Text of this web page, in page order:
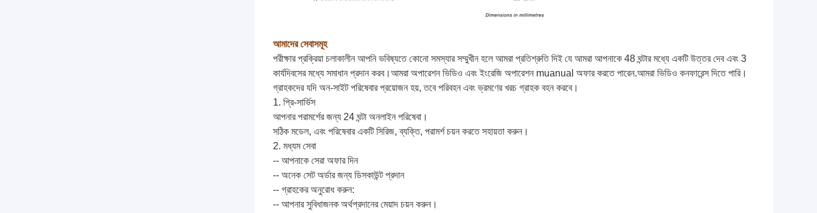
আমাদের সেবাসমূহ
পরীক্ষার প্রক্রিয়া চলাকালীন আপনি ভবিষ্যতে কোনো সমস্যার সম্মুখীন হলে আমরা প্রতিশ্রুতি দিই যে আমরা আপনাকে 48 ঘন্টার মধ্যে একটি উত্তর দেব এবং 3
কার্যদিবসের মধ্যে সমাধান প্রদান করব।আমরা অপারেশন ভিডিও এবং ইংরেজি অপারেশন muanual অফার করতে পারেন.আমরা ভিডিও কনফারেন্স দিতে পারি।
গ্রাহকদের যদি অন-সাইট পরিষেবার প্রয়োজন হয়, তবে পরিবহন এবং ভ্রমণের খরচ গ্রাহক বহন করবে।
1. প্রি-সার্ভিস
আপনার পরামর্শের জন্য 24 ঘন্টা অনলাইন পরিষেবা।
সঠিক মডেল, এবং পরিষেবার একটি সিরিজ, ব্যক্তি, পরামর্শ চয়ন করতে সহায়তা করুন।
2. মধ্যম সেবা
-- আপনাকে সেরা অফার দিন
-- অনেক সেট অর্ডার জন্য ডিসকাউন্ট প্রদান
-- গ্রাহকের অনুরোধ করুন:
-- আপনার সুবিধাজনক অর্থপ্রদানের মেয়াদ চয়ন করুন।